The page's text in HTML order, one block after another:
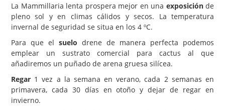
La Mammillaria lenta prospera mejor en una exposiciónde
pleno sol y en climas cálidos y secos. La temperatura
invernal de seguridad se situa en los 4 ºC.
Para que el suelo drene de manera perfecta podemos
emplear un sustrato comercial para cactus al que
añadiremos un puñado de arena gruesa silícea.
Regar 1 vez a la semana en verano, cada 2 semanas en
primavera, cada 30 días en otoño y dejar de regar en
invierno.